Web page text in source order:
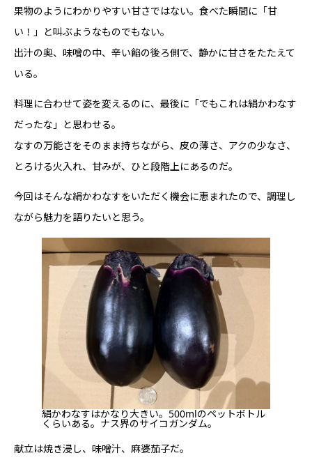
果物のようにわかりやすい甘さではない。食べた瞬間に「甘
い！」と叫ぶようなものでもない。
出汁の奥、味噌の中、辛い餡の後ろ側で、静かに甘さをたたえて
いる。
料理に合わせて姿を変えるのに、最後に「でもこれは絹かわなす
だったな」と思わせる。
なすの万能さをそのまま持ちながら、皮の薄さ、アクの少なさ、
とろける火入れ、甘みが、ひと段階上にあるのだ。
今回はそんな絹かわなすをいただく機会に恵まれたので、調理し
ながら魅力を語りたいと思う。
絹かわなすはかなり大きい。500mlのペットボトル
くらいある。ナス界のサイコガンダム。
献立は焼き浸し、味噌汁、麻婆茄子だ。